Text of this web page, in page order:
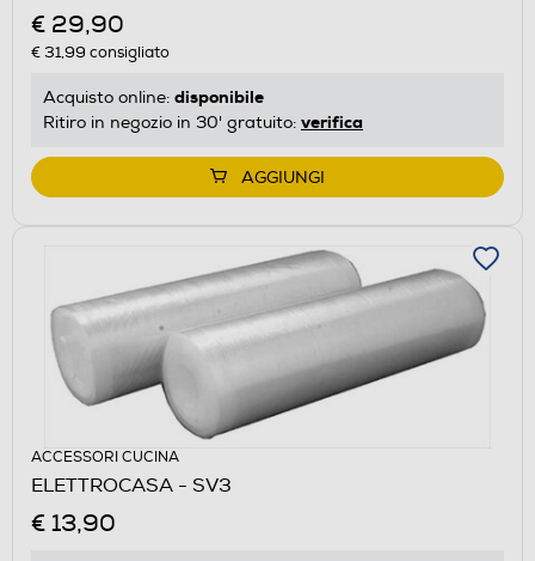
€ 29,90
€ 31,99 consigliato
Acquisto online: disponibile
Ritiro in negozio in 30' gratuito: verifica
AGGIUNGI
ACCESSORI CUCINA
ELETTROCASA - SV3
€ 13,90